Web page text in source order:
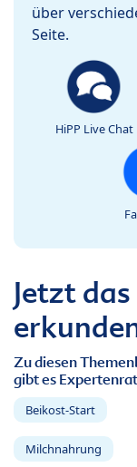
über
Seite.
HiPP Live Chat
Jetzt
Zu diesen
gibt es
Beikost-Start
Milchnahrung